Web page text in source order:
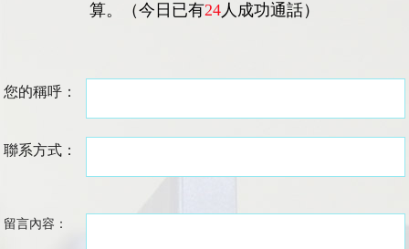
算。（今日已有24人成功通話）
您的稱呼：
聯系方式：
留言內容：